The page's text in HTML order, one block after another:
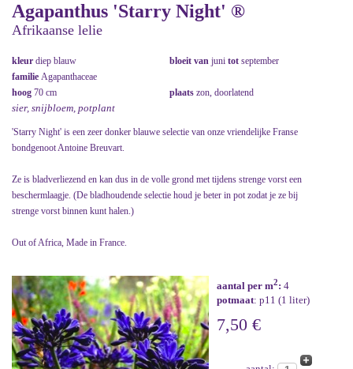
Agapanthus 'Starry Night' ®
Afrikaanse lelie
kleur diep blauw bloeit van juni tot september
familie Agapanthaceae
hoog 70 cm plaats zon, doorlatend
sier, snijbloem, potplant
'Starry Night' is een zeer donker blauwe selectie van onze vriendelijke Franse
bondgenoot Antoine Breuvart.
Ze is bladverliezend en kan dus in de volle grond met tijdens strenge vorst een
beschermlaagje. (De bladhoudende selectie houd je beter in pot zodat je ze bij
strenge vorst binnen kunt halen.)
Out of Africa, Made in France.
aantal per m2: 4
potmaat: p11 (1 liter)
7,50 €